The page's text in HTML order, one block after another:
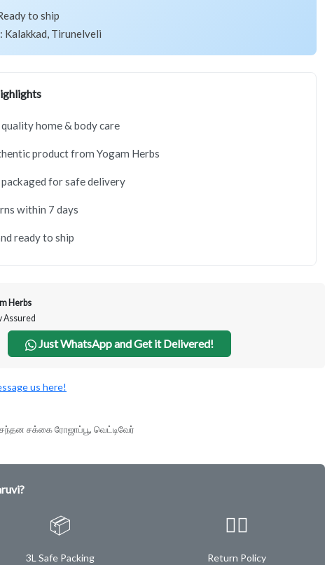
to ship
Kalakkad, Tirunelveli
home & body care
product from Yogam Herbs
for safe delivery
within 7 days
ready to ship
Herbs
Assured
Just WhatsApp and Get it Delivered!
us here!
சக்கை ரோஜாப்பூ, வெட்டிவேர்
📦
3L Safe Packing
✌🏿
Return Policy